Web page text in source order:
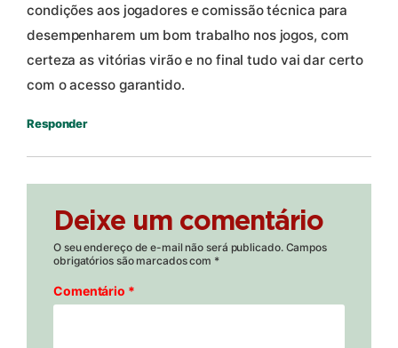
condições aos jogadores e comissão técnica para
desempenharem um bom trabalho nos jogos, com
certeza as vitórias virão e no final tudo vai dar certo
com o acesso garantido.
Responder
Deixe um comentário
O seu endereço de e-mail não será publicado. Campos
obrigatórios são marcados com *
Comentário *